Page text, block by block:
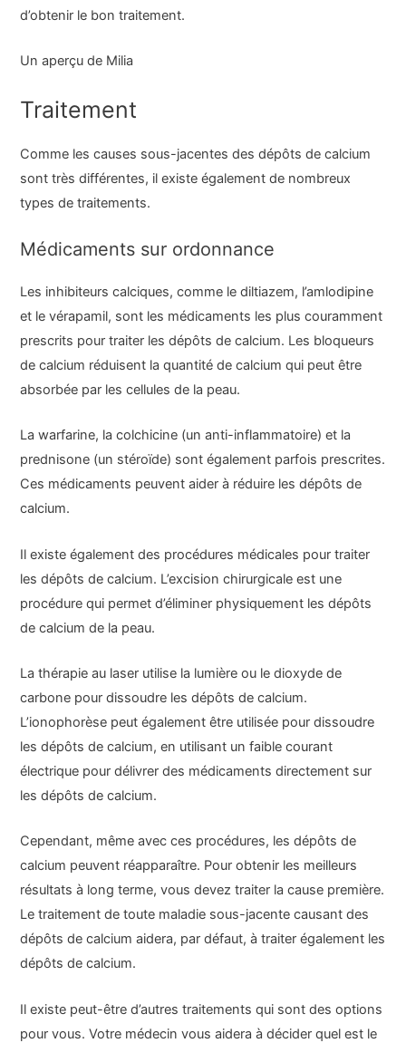
d’obtenir le bon traitement.
Un aperçu de Milia
Traitement
Comme les causes sous-jacentes des dépôts de calcium
sont très différentes, il existe également de nombreux
types de traitements.
Médicaments sur ordonnance
Les inhibiteurs calciques, comme le diltiazem, l’amlodipine
et le vérapamil, sont les médicaments les plus couramment
prescrits pour traiter les dépôts de calcium. Les bloqueurs
de calcium réduisent la quantité de calcium qui peut être
absorbée par les cellules de la peau.
La warfarine, la colchicine (un anti-inflammatoire) et la
prednisone (un stéroïde) sont également parfois prescrites.
Ces médicaments peuvent aider à réduire les dépôts de
calcium.
Il existe également des procédures médicales pour traiter
les dépôts de calcium. L’excision chirurgicale est une
procédure qui permet d’éliminer physiquement les dépôts
de calcium de la peau.
La thérapie au laser utilise la lumière ou le dioxyde de
carbone pour dissoudre les dépôts de calcium.
L’ionophorèse peut également être utilisée pour dissoudre
les dépôts de calcium, en utilisant un faible courant
électrique pour délivrer des médicaments directement sur
les dépôts de calcium.
Cependant, même avec ces procédures, les dépôts de
calcium peuvent réapparaître. Pour obtenir les meilleurs
résultats à long terme, vous devez traiter la cause première.
Le traitement de toute maladie sous-jacente causant des
dépôts de calcium aidera, par défaut, à traiter également les
dépôts de calcium.
Il existe peut-être d’autres traitements qui sont des options
pour vous. Votre médecin vous aidera à décider quel est le